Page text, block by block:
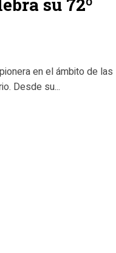
su 72º
en el ámbito de las
Desde su...